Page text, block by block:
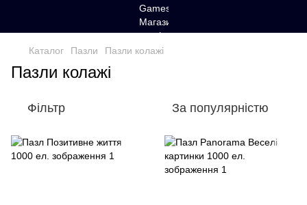
Каталог Пазли Пазли колажі
Пазли колажі
Фільтр За популярністю